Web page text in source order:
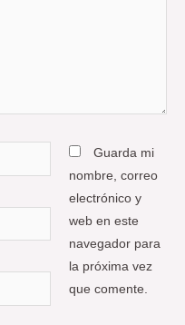
Guarda mi
nombre, correo
electrónico y
web en este
navegador para
la próxima vez
que comente.